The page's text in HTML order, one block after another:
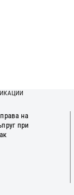
на
при